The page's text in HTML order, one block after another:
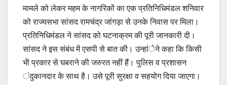
मामले को लेकर महम के नागरिकों का एक प्रतिनिधिमंडल शनिवार
को राज्यसभा सांसद रामचंद्र जांगड़ा से उनके निवास पर मिला।
प्रतिनिधिमंडल ने सांसद को घटनाक्रम की पूरी जानकारी दी।
सांसद ने इस संबंध में एसपी से बात की। उन्हांेने कहा कि किसी
भी प्रकार से घबराने की जरुरत नहीं हैं। पुलिस व प्रशासन
ंदुकानदार के साथ है। उसे पूरी सुरक्षा व सहयोग दिया जाएगा।